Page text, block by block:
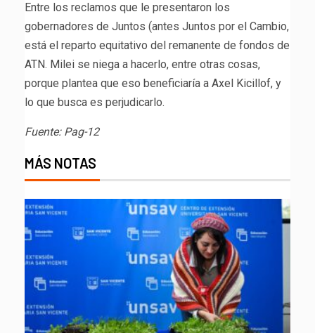
Entre los reclamos que le presentaron los
gobernadores de Juntos (antes Juntos por el Cambio,
está el reparto equitativo del remanente de fondos de
ATN. Milei se niega a hacerlo, entre otras cosas,
porque plantea que eso beneficiaría a Axel Kicillof, y
lo que busca es perjudicarlo.
Fuente: Pag-12
MÁS NOTAS